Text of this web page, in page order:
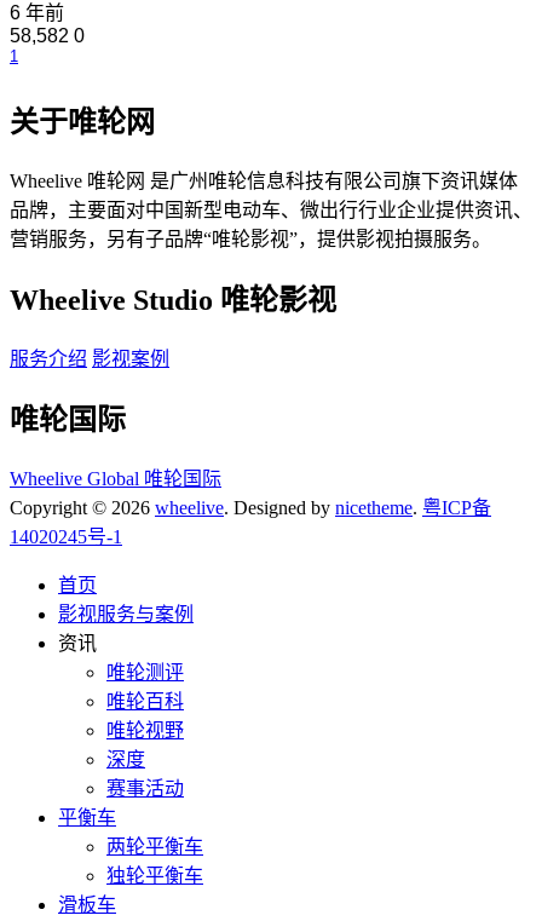
6 年前
58,582 0
1
关于唯轮网
Wheelive 唯轮网 是广州唯轮信息科技有限公司旗下资讯媒体
品牌，主要面对中国新型电动车、微出行行业企业提供资讯、
营销服务，另有子品牌“唯轮影视”，提供影视拍摄服务。
Wheelive Studio 唯轮影视
服务介绍 影视案例
唯轮国际
Wheelive Global 唯轮国际
Copyright © 2026 wheelive. Designed by nicetheme. 粤ICP备
14020245号-1
首页
影视服务与案例
资讯
唯轮测评
唯轮百科
唯轮视野
深度
赛事活动
平衡车
两轮平衡车
独轮平衡车
滑板车